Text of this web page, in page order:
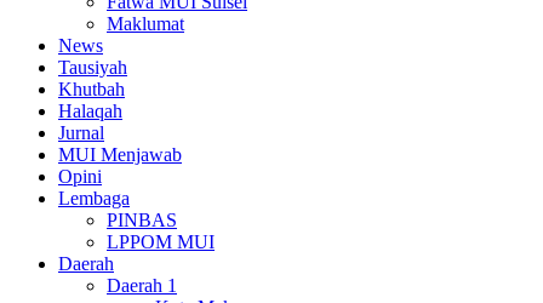
Maklumat
News
Tausiyah
Khutbah
Halaqah
Jurnal
MUI Menjawab
Opini
Lembaga
PINBAS
LPPOM MUI
Daerah
Daerah 1